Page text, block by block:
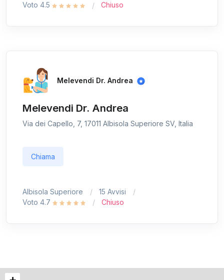
Voto 4.5
Chiuso
Melevendi Dr. Andrea
Melevendi Dr. Andrea
Via dei Capello, 7, 17011 Albisola Superiore SV, Italia
Chiama
Albisola Superiore
15 Avvisi
Voto 4.7
Chiuso